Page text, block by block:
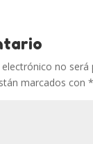
no será
marcados con *